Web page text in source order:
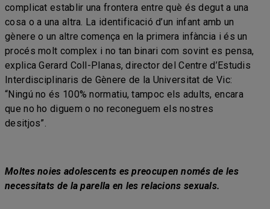
complicat establir una frontera entre què és degut a una
cosa o a una altra. La identificació d’un infant amb un
gènere o un altre comença en la primera infància i és un
procés molt complex i no tan binari com sovint es pensa,
explica Gerard Coll-Planas, director del Centre d’Estudis
Interdisciplinaris de Gènere de la Universitat de Vic:
“Ningú no és 100% normatiu, tampoc els adults, encara
que no ho diguem o no reconeguem els nostres
desitjos”.
Moltes noies adolescents es preocupen només de les
necessitats de la parella en les relacions sexuals.